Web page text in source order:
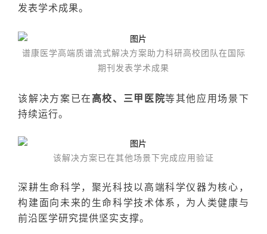
发表学术成果。
谱康医学高端质谱流式解决方案助力科研高校团队在国际
期刊发表学术成果
该解决方案已在高校、三甲医院等其他应用场景下
持续运行。
该解决方案已在其他场景下完成应用验证
深耕生命科学， 聚光科技以高端科学仪器为核心，
构建面向未来的生命科学技术体系，为人类健康与
前沿医学研究提供坚实支撑。